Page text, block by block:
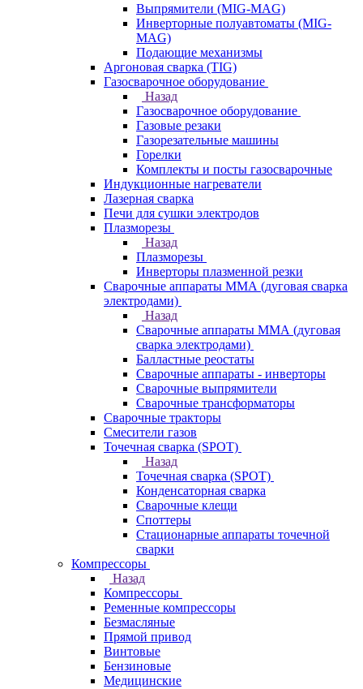
Выпрямители (MIG-MAG)
Инверторные полуавтоматы (MIG-
MAG)
Подающие механизмы
Аргоновая сварка (TIG)
Газосварочное оборудование
Назад
Газосварочное оборудование
Газовые резаки
Газорезательные машины
Горелки
Комплекты и посты газосварочные
Индукционные нагреватели
Лазерная сварка
Печи для сушки электродов
Плазморезы
Назад
Плазморезы
Инверторы плазменной резки
Сварочные аппараты ММА (дуговая сварка
электродами)
Назад
Сварочные аппараты ММА (дуговая
сварка электродами)
Балластные реостаты
Сварочные аппараты - инверторы
Сварочные выпрямители
Сварочные трансформаторы
Сварочные тракторы
Смесители газов
Точечная сварка (SPOT)
Назад
Точечная сварка (SPOT)
Конденсаторная сварка
Сварочные клещи
Споттеры
Стационарные аппараты точечной
сварки
Компрессоры
Назад
Компрессоры
Ременные компрессоры
Безмасляные
Прямой привод
Винтовые
Бензиновые
Медицинские